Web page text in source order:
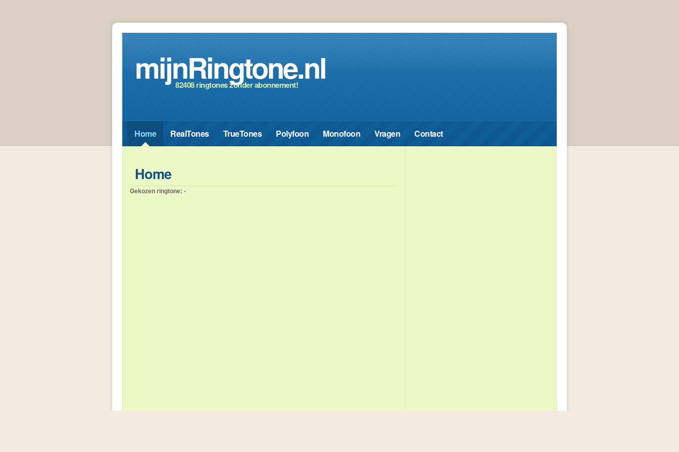
mijnRingtone.nl
82408 ringtones zonder abonnement!
Home RealTones TrueTones Polyfoon Monofoon Vragen Contact
Home
Gekozen ringtone: -